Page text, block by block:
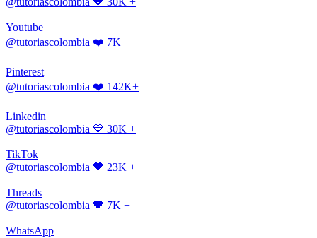
Youtube
@tutoriascolombia ❤️ 7K +
Pinterest
@tutoriascolombia ❤️ 142K+
Linkedin
@tutoriascolombia 💙 30K +
TikTok
@tutoriascolombia 🖤 23K +
Threads
@tutoriascolombia 🖤 7K +
WhatsApp